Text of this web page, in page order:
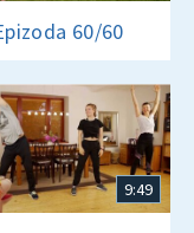
60/60
9:49